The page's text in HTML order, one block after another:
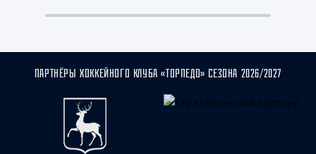
ПАРТНЁРЫ ХОККЕЙНОГО КЛУБА «ТОРПЕДО» СЕЗОНА 2026/2027